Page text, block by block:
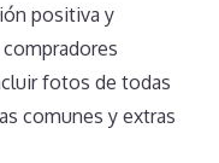
positiva y
fotos de todas
comunes y extras